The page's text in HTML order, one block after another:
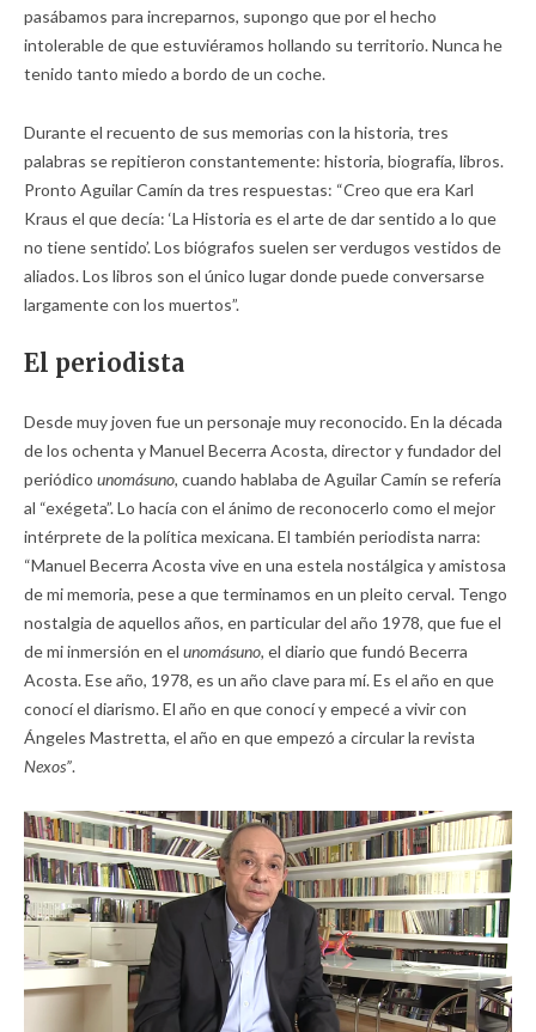
pasábamos para increparnos, supongo que por el hecho
intolerable de que estuviéramos hollando su territorio. Nunca he
tenido tanto miedo a bordo de un coche.
Durante el recuento de sus memorias con la historia, tres
palabras se repitieron constantemente: historia, biografía, libros.
Pronto Aguilar Camín da tres respuestas: “Creo que era Karl
Kraus el que decía: ‘La Historia es el arte de dar sentido a lo que
no tiene sentido’. Los biógrafos suelen ser verdugos vestidos de
aliados. Los libros son el único lugar donde puede conversarse
largamente con los muertos”.
El periodista
Desde muy joven fue un personaje muy reconocido. En la década
de los ochenta y Manuel Becerra Acosta, director y fundador del
periódico unomásuno, cuando hablaba de Aguilar Camín se refería
al “exégeta”. Lo hacía con el ánimo de reconocerlo como el mejor
intérprete de la política mexicana. El también periodista narra:
“Manuel Becerra Acosta vive en una estela nostálgica y amistosa
de mi memoria, pese a que terminamos en un pleito cerval. Tengo
nostalgia de aquellos años, en particular del año 1978, que fue el
de mi inmersión en el unomásuno, el diario que fundó Becerra
Acosta. Ese año, 1978, es un año clave para mí. Es el año en que
conocí el diarismo. El año en que conocí y empecé a vivir con
Ángeles Mastretta, el año en que empezó a circular la revista
Nexos”.